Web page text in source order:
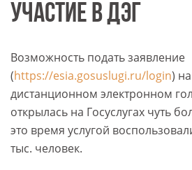
УЧАСТИЕ В ДЭГ
Возможность подать заявление
(https://esia.gosuslugi.ru/login)
дистанционном электронном
открылась на Госуслугах чуть
это время услугой
тыс. человек.